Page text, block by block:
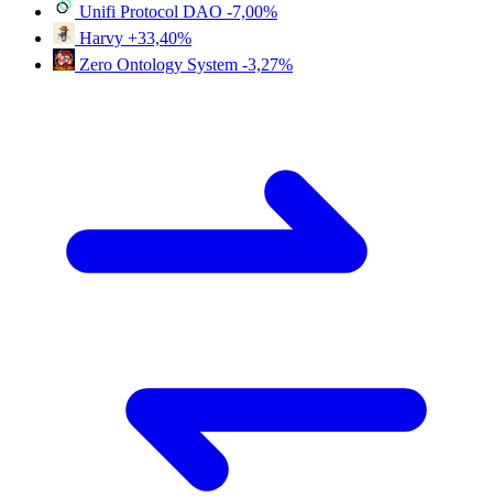
Unifi Protocol DAO -7,00%
Harvy +33,40%
Zero Ontology System -3,27%